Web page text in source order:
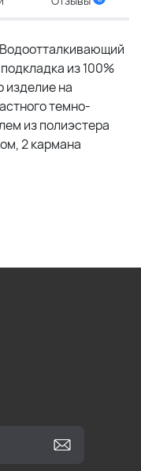
из 100%
изделие на
темно-
из полиэстера
2 кармана